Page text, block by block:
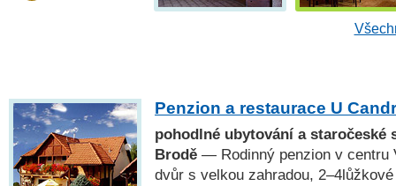
Penzion a restaurace U
pohodlné ubytování a staročeské
Brodě — Rodinný penzion v centru
dvůr s velkou zahradou,